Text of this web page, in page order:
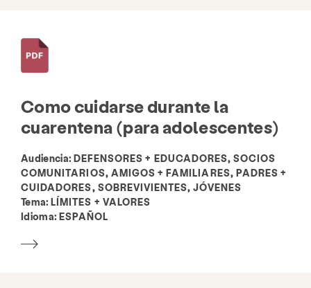
Directorio de organizaciones relacionadas
Acerca de Noticias y blog Contacto
Empleo Preguntas más frecuentes
Como cuidarse durante la
cuarentena (para adolescentes)
Audiencia: DEFENSORES + EDUCADORES, SOCIOS
COMUNITARIOS, AMIGOS + FAMILIARES, PADRES +
CUIDADORES, SOBREVIVIENTES, JÓVENES
Tema:LÍMITES + VALORES
Idioma: ESPAÑOL